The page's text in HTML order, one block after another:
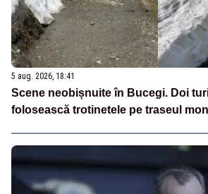
5 aug. 2026, 18:41
Scene neobișnuite în Bucegi. Doi
folosească trotinetele pe traseul